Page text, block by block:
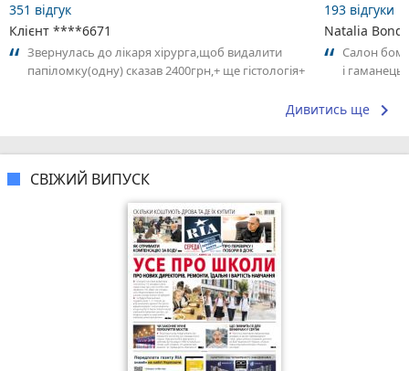
351 відгук
Клієнт ****6671
Звернулась до лікаря хірурга,щоб видалити
папіломку(одну) сказав 2400грн,+ ще гістологія+
193 відгуки
Natalia
Салон
і гаманець)
Дивитись ще keyboard_arrow_right
СВІЖИЙ ВИПУСК